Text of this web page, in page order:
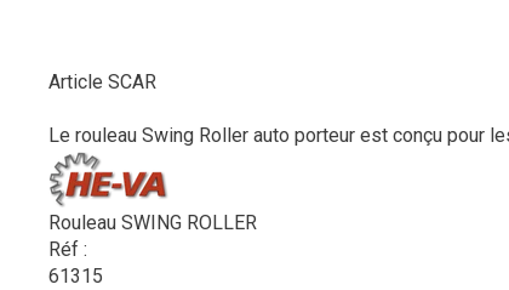
Article SCAR
Le rouleau Swing Roller auto porteur est conçu pour
Rouleau SWING ROLLER
Réf :
61315